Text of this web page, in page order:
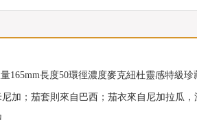
165mm長度50環徑濃度麥克紐杜靈感特級
加；茄套則來自巴西；茄衣來自尼加拉瓜